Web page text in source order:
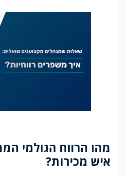
מהו הרווח הגולמי
איש מכירות?